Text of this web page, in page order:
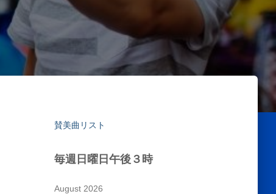
賛美曲リスト
毎週日曜日午後３時
August 2026